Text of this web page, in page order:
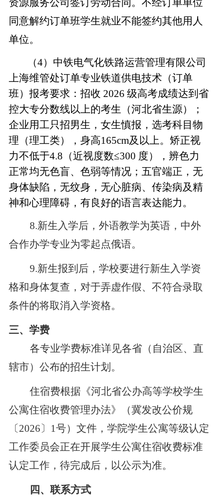
资源服务公司签订劳动合同。不经订单单位
同意解约订单班学生就业不能签约其他用人
单位。
（4）中铁电气化铁路运营管理有限公司
上海维管处订单专业铁道供电技术（订单
班）报考要求：招收 2026 级高考成绩达到省
控大专分数线以上的考生（河北省生源）；
企业用工只招男生，女生慎报，选考科目物
理（理工类），身高165cm及以上。矫正视
力不低于4.8 （近视度数≤300 度），辨色力
正常均无色盲、色弱等情况；五官端正，无
身体缺陷，无纹身，无心脏病、传染病及精
神和心理障碍，有良好的语言表达能力。
8.新生入学后，外语教学为英语，中外
合作办学专业为零起点俄语。
9.新生报到后，学校要进行新生入学资
格和身体复查，对于弄虚作假、不符合录取
条件的将取消入学资格。
三、学费
各专业学费标准详见各省（自治区、直
辖市）公布的招生计划。
住宿费根据《河北省公办高等学校学生
公寓住宿收费管理办法》（冀发改公价规
〔2026〕1号） 文件，学院学生公寓等级认定
工作委员会正在开展学生公寓住宿收费标准
认定工作，待完成后，以公示为准。
四、联系方式